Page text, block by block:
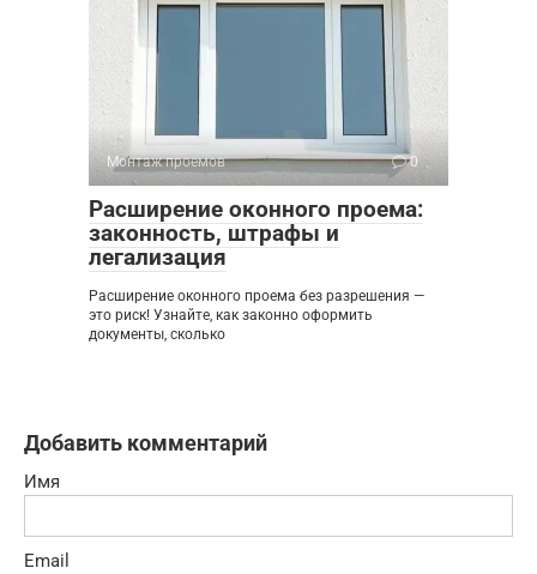
Монтаж проемов 0
Расширение оконного проема:
законность, штрафы и
легализация
Расширение оконного проема без разрешения —
это риск! Узнайте, как законно оформить
документы, сколько
Добавить комментарий
Имя
Email